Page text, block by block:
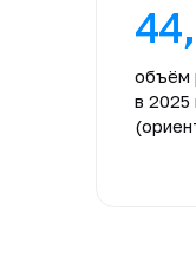
объём
в 2025